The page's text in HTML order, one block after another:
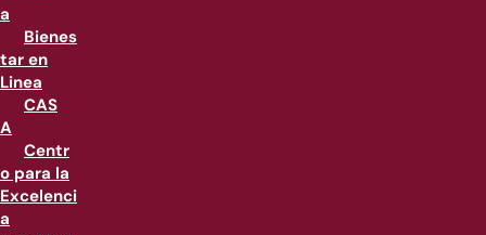
a
Bienes
tar en
Linea
CAS
A
Centr
o para la
Excelenci
a